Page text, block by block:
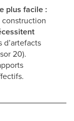
plus facile :
construction
20).